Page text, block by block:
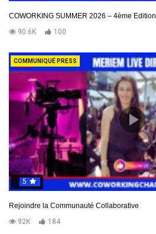
COWORKING SUMMER 2026 – 4ème Edition
90.6K
100
COMMUNIQUÉ PRESS
5
Rejoindre la Communauté Collaborative
92K
184